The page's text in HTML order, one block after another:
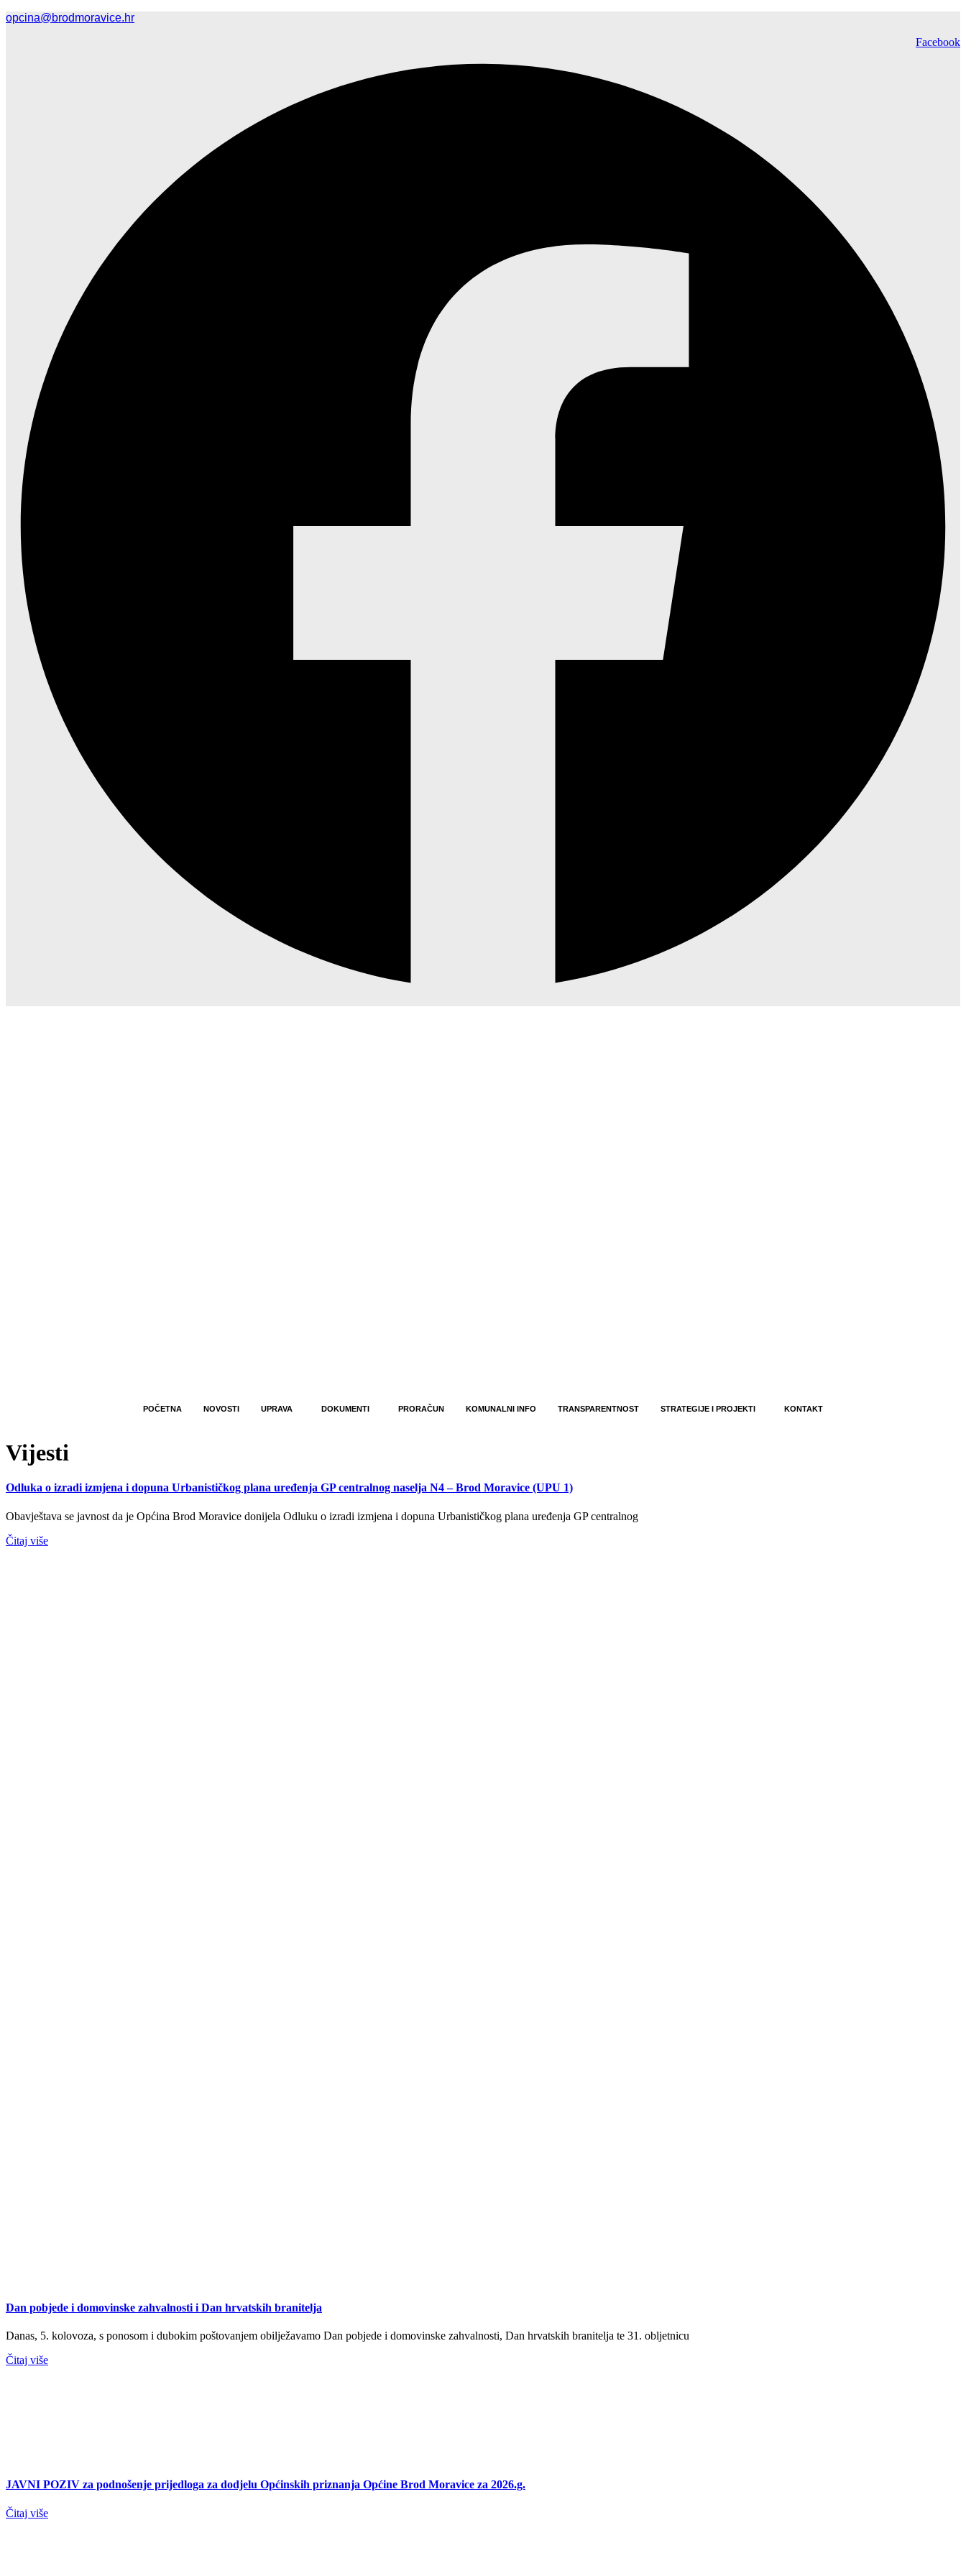
opcina@brodmoravice.hr
Facebook
POČETNA NOVOSTI UPRAVA DOKUMENTI PRORAČUN KOMUNALNI INFO TRANSPARENTNOST STRATEGIJE I PROJEKTI KONTAKT
Vijesti
Odluka o izradi izmjena i dopuna Urbanističkog plana uređenja GP centralnog naselja N4 – Brod Moravice (UPU 1)
Obavještava se javnost da je Općina Brod Moravice donijela Odluku o izradi izmjena i dopuna Urbanističkog plana uređenja GP centralnog
Čitaj više
Dan pobjede i domovinske zahvalnosti i Dan hrvatskih branitelja
Danas, 5. kolovoza, s ponosom i dubokim poštovanjem obilježavamo Dan pobjede i domovinske zahvalnosti, Dan hrvatskih branitelja te 31. obljetnicu
Čitaj više
JAVNI POZIV za podnošenje prijedloga za dodjelu Općinskih priznanja Općine Brod Moravice za 2026.g.
Čitaj više